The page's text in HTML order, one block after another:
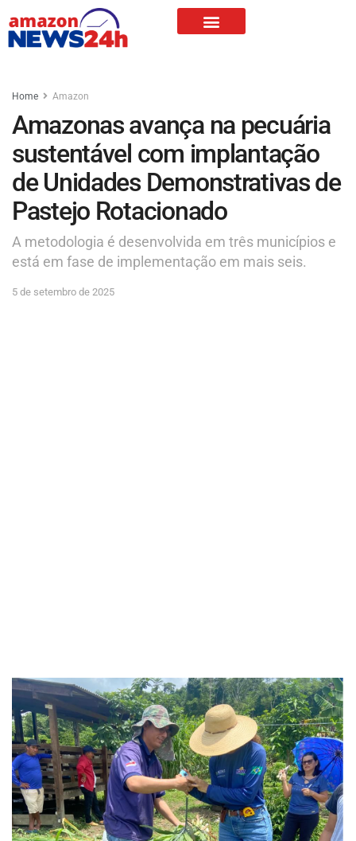
Home Amazon
Amazonas avança na pecuária
sustentável com implantação
de Unidades Demonstrativas de
Pastejo Rotacionado
A metodologia é desenvolvida em três municípios e
está em fase de implementação em mais seis.
5 de setembro de 2025